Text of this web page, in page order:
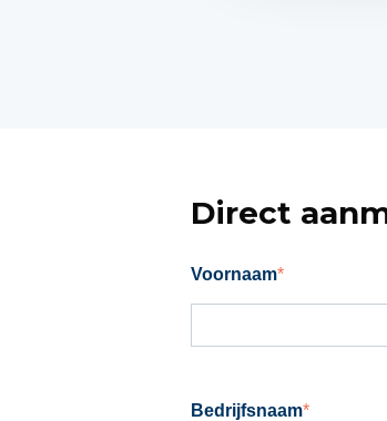
e
Direct
Voornaam*
Bedrijfsnaam*